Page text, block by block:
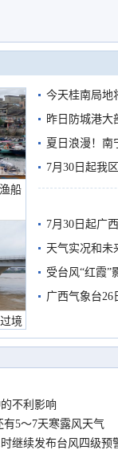
船
境
今天桂南局地
需继续防范
昨日防城港大
雨
夏日浪漫！南
7月30日起我
7月30日起广
天气实况和未
受台风“红霞”
有较强降雨
广西气象台26
不利影响
5～7天寒露风天气
继续发布台风四级预